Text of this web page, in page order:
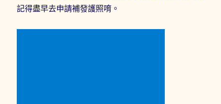
記得盡早去申請補發護照唷。